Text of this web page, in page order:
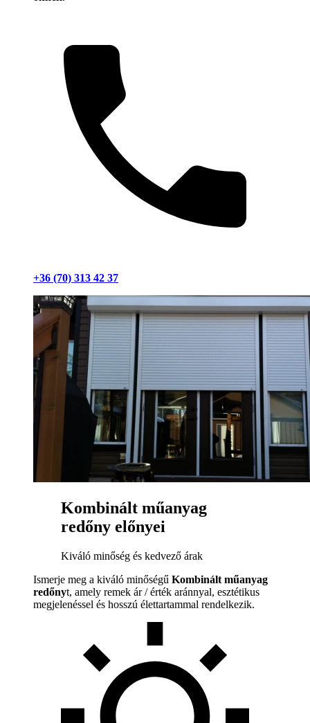
+36 (70) 313 42 37
Kombinált műanyag
redőny előnyei
Kiváló minőség és kedvező árak
Ismerje meg a kiváló minőségű Kombinált műanyag
redőnyt, amely remek ár / érték aránnyal, esztétikus
megjelenéssel és hosszú élettartammal rendelkezik.